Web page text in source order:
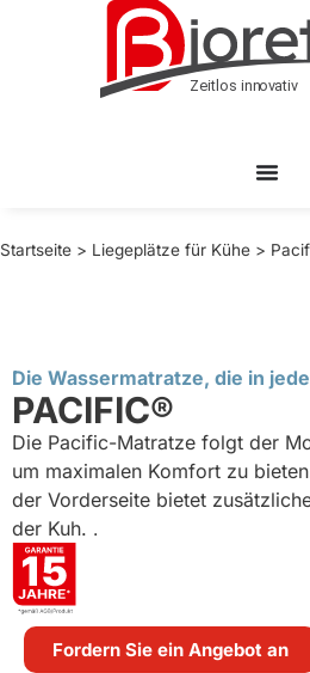
Startseite > Liegeplätze für Kühe >
Die Wassermatratze, die in
PACIFIC®
Die Pacific-Matratze folgt der
um maximalen Komfort zu
der Vorderseite bietet
der Kuh. .
Fordern Sie ein Angebot an